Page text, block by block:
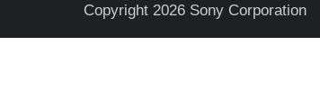
Copyright 2026 Sony Corporation